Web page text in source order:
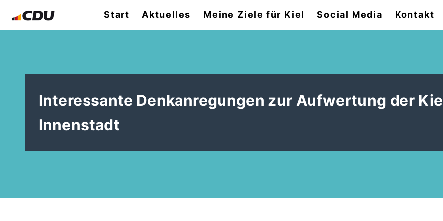
Start Aktuelles Meine Ziele für Kiel Social Media Kontakt
Interessante Denkanregungen zur Aufwertung der
Innenstadt